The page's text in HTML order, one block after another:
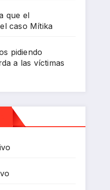
que el
caso Mítika
pidiendo
a las víctimas